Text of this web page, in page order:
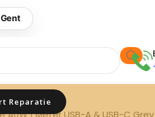
Reparatie
1 Meter USB-A & USB-C